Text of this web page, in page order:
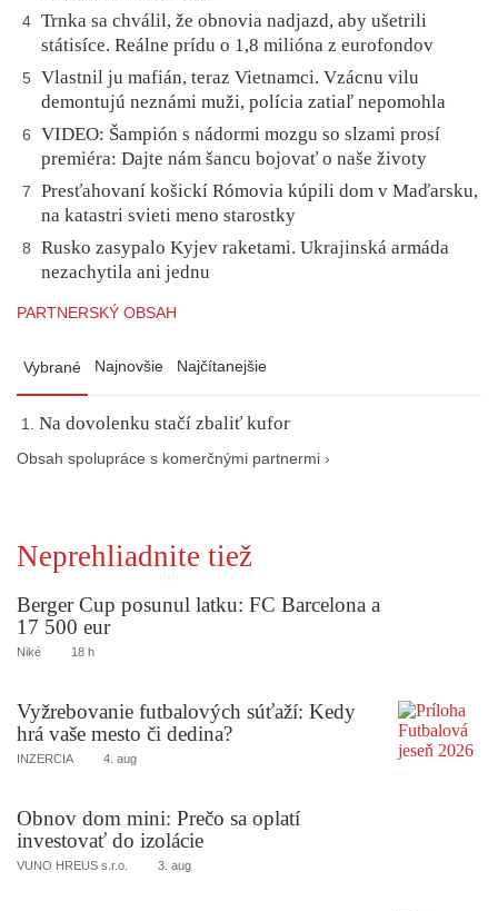
4 Trnka sa chválil, že obnovia nadjazd, aby ušetrili
státisíce. Reálne prídu o 1,8 milióna z eurofondov
5
Vlastnil ju mafián, teraz Vietnamci. Vzácnu vilu
demontujú neznámi muži, polícia zatiaľ nepomohla
6
VIDEO: Šampión s nádormi mozgu so slzami prosí
premiéra: Dajte nám šancu bojovať o naše životy
7
Presťahovaní košickí Rómovia kúpili dom v Maďarsku,
na katastri svieti meno starostky
8
Rusko zasypalo Kyjev raketami. Ukrajinská armáda
nezachytila ani jednu
PARTNERSKÝ OBSAH
Vybrané Najnovšie Najčítanejšie
Na dovolenku stačí zbaliť kufor
Obsah spolupráce s komerčnými partnermi ›
Neprehliadnite tiež
Berger Cup posunul latku: FC Barcelona a
17 500 eur
Niké 18 h
Vyžrebovanie futbalových súťaží: Kedy
hrá vaše mesto či dedina?
INZERCIA 4. aug
Obnov dom mini: Prečo sa oplatí
investovať do izolácie
VUNO HREUS s.r.o. 3. aug